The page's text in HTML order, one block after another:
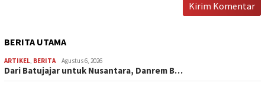
BERITA UTAMA
ARTIKEL, BERITA Agustus 6, 2026
Dari Batujajar untuk Nusantara, Danrem B…